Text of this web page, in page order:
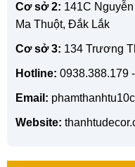
Cơ sở 2: 141C
Ma Thuột, Đắk Lắk
Cơ sở 3: 134 Trương
Hotline: 0938.388.179
Email:
Website: